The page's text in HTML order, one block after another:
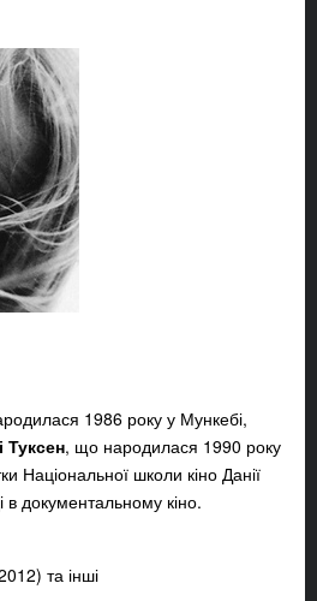
1986 року у Мункебі,
Туксен, що народилася 1990 року
Національної школи кіно Данії
в документальному кіно.
та інші